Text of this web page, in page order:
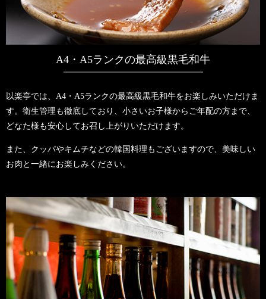
A4・A5ランクの最高級黒毛和牛
以楽亭では、A4・A5ランクの最高級黒毛和牛をお楽しみいただけま
す。衛生管理も徹底しており、小さいお子様からご年配の方まで、
どなた様も安心してお召し上がりいただけます。
また、クッパやキムチなどの韓国料理もございますので、美味しい
お肉と一緒にお楽しみください。